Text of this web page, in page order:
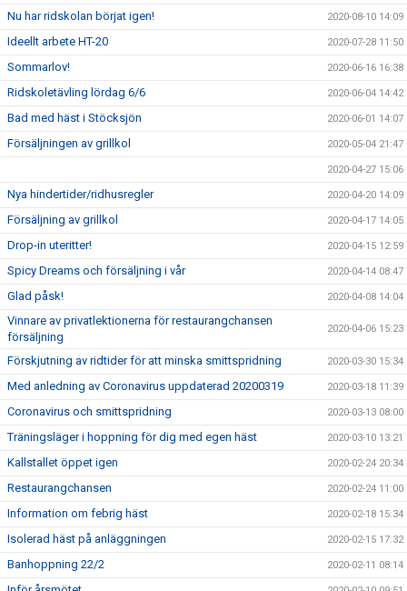
Nu har ridskolan börjat igen! 2020-08-10 14:09
Ideellt arbete HT-20 2020-07-28 11:50
Sommarlov! 2020-06-16 16:38
Ridskoletävling lördag 6/6 2020-06-04 14:42
Bad med häst i Stöcksjön 2020-06-01 14:07
Försäljningen av grillkol 2020-05-04 21:47
2020-04-27 15:06
Nya hindertider/ridhusregler 2020-04-20 14:09
Försäljning av grillkol 2020-04-17 14:05
Drop-in uteritter! 2020-04-15 12:59
Spicy Dreams och försäljning i vår 2020-04-14 08:47
Glad påsk! 2020-04-08 14:04
Vinnare av privatlektionerna för restaurangchansen
försäljning
2020-04-06 15:23
Förskjutning av ridtider för att minska smittspridning 2020-03-30 15:34
Med anledning av Coronavirus uppdaterad 20200319 2020-03-18 11:39
Coronavirus och smittspridning 2020-03-13 08:00
Träningsläger i hoppning för dig med egen häst 2020-03-10 13:21
Kallstallet öppet igen 2020-02-24 20:34
Restaurangchansen 2020-02-24 11:00
Information om febrig häst 2020-02-18 15:34
Isolerad häst på anläggningen 2020-02-15 17:32
Banhoppning 22/2 2020-02-11 08:14